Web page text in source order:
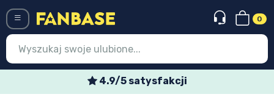
0
4.9/5 satysfakcji